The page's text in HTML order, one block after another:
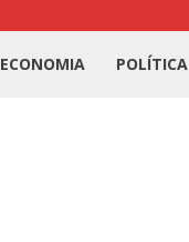
ECONOMIA POLÍTICA